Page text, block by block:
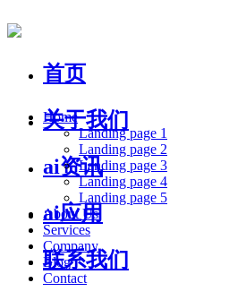
首页
关于我们
ai资讯
ai应用
联系我们
Home
Landing page 1
Landing page 2
Landing page 3
Landing page 4
Landing page 5
About Us
Services
Company
Blog
Contact